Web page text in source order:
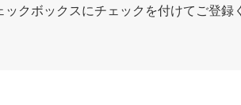
クボックスにチェックを付けてご登録